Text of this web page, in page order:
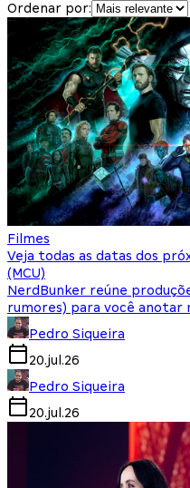
Ordenar por:
Filmes
Veja todas as datas dos
(MCU)
NerdBunker reúne
rumores) para você anotar
Pedro Siqueira
20.jul.26
Pedro Siqueira
20.jul.26